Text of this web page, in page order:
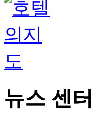
뉴스 센터